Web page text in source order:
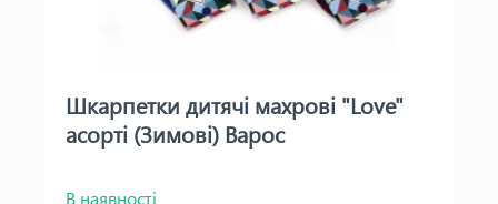
Шкарпетки дитячі махрові "Love"
асорті (Зимові) Варос
В наявності